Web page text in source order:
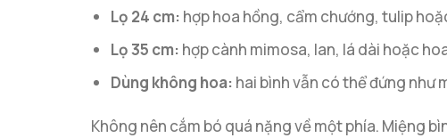
Lọ 24 cm: hợp hoa hồng, cẩm chướng, tulip
Lọ 35 cm: hợp cành mimosa, lan, lá dài hoặc
Dùng không hoa: hai bình vẫn có thể đứng như
Không nên cắm bó quá nặng về một phía. Miệng